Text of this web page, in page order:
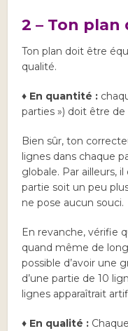
2 – Ton
Ton plan doit être
qualité.
♦ En quantité :
parties ») doit être
Bien sûr, ton
lignes dans chaque
globale. Par ailleurs,
partie soit un peu
ne pose aucun souci.
En revanche, vérifie
quand même de
possible d’avoir une
d’une partie de 10
lignes apparaîtrait
♦ En qualité :